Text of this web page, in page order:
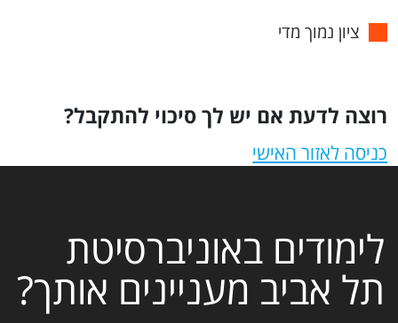
ציון נמוך מדי
רוצה לדעת אם יש לך סיכוי להתקבל?
כניסה לאזור האישי
לימודים באוניברסיטת
תל אביב מעניינים אותך?